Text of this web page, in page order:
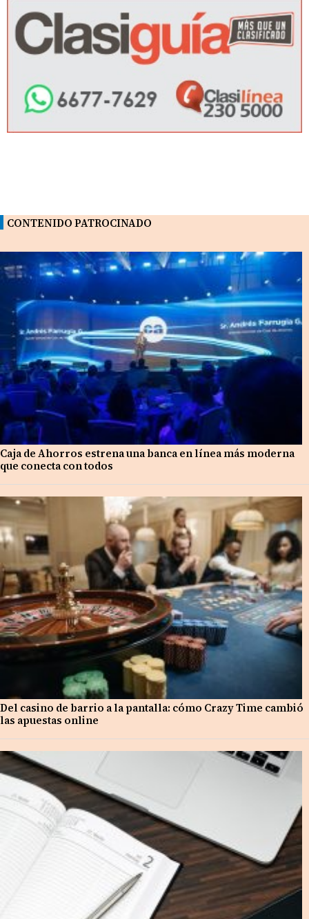
CONTENIDO PATROCINADO
Caja de Ahorros estrena una banca en línea más moderna
que conecta con todos
Del casino de barrio a la pantalla: cómo Crazy Time cambió
las apuestas online